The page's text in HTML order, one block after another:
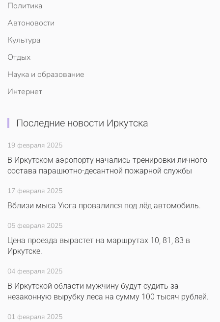
Политика
Автоновости
Культура
Отдых
Наука и образование
Интернет
Последние новости Иркутска
19 февраля 2025
В Иркутском аэропорту начались тренировки личного
состава парашютно-десантной пожарной службы
17 февраля 2025
Вблизи мыса Уюга провалился под лёд автомобиль.
05 февраля 2025
Цена проезда вырастет на маршрутах 10, 81, 83 в
Иркутске.
04 февраля 2025
В Иркутской области мужчину будут судить за
незаконную вырубку леса на сумму 100 тысяч рублей.
01 февраля 2025